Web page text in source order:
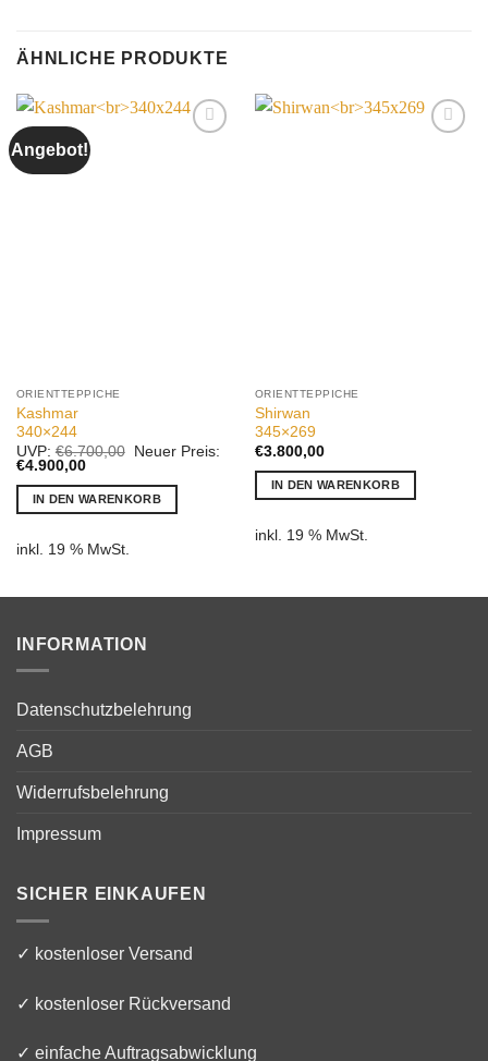
ÄHNLICHE PRODUKTE
Angebot!
ORIENTTEPPICHE
Kashmar
340×244
UVP: €6.700,00
Ursprünglicher
€6.700,00
Neuer Preis:
€4.900,00Aktueller
ist:
€4.900,00.
IN DEN WARENKORB
inkl. 19 % MwSt.
ORIENTTEPPICHE
Shirwan
345×269
€3.800,00
IN DEN WARENKORB
inkl. 19 % MwSt.
INFORMATION
Datenschutzbelehrung
AGB
Widerrufsbelehrung
Impressum
SICHER EINKAUFEN
✓ kostenloser Versand
✓ kostenloser Rückversand
✓ einfache Auftragsabwicklung